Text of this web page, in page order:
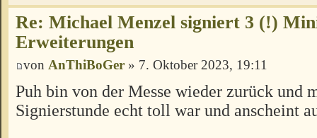
Re: Michael Menzel signiert 3 (!)
Erweiterungen
von AnThiBoGer » 7. Oktober 2023, 19:11
Puh bin von der Messe wieder zurück und
Signierstunde echt toll war und anscheint